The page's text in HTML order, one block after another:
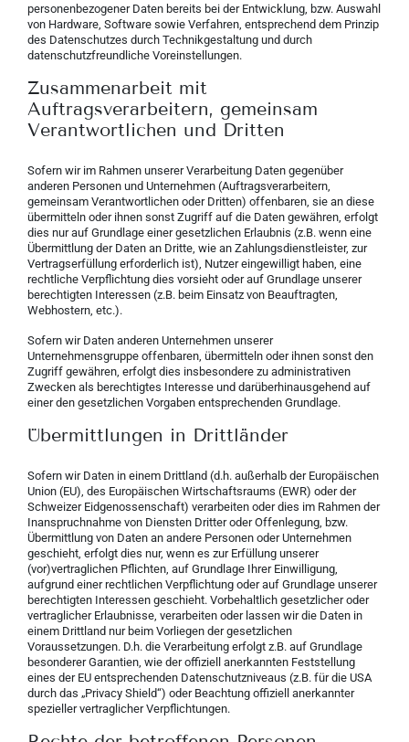
personenbezogener Daten bereits bei der Entwicklung, bzw. Auswahl
von Hardware, Software sowie Verfahren, entsprechend dem Prinzip
des Datenschutzes durch Technikgestaltung und durch
datenschutzfreundliche Voreinstellungen.
Zusammenarbeit mit
Auftragsverarbeitern, gemeinsam
Verantwortlichen und Dritten
Sofern wir im Rahmen unserer Verarbeitung Daten gegenüber
anderen Personen und Unternehmen (Auftragsverarbeitern,
gemeinsam Verantwortlichen oder Dritten) offenbaren, sie an diese
übermitteln oder ihnen sonst Zugriff auf die Daten gewähren, erfolgt
dies nur auf Grundlage einer gesetzlichen Erlaubnis (z.B. wenn eine
Übermittlung der Daten an Dritte, wie an Zahlungsdienstleister, zur
Vertragserfüllung erforderlich ist), Nutzer eingewilligt haben, eine
rechtliche Verpflichtung dies vorsieht oder auf Grundlage unserer
berechtigten Interessen (z.B. beim Einsatz von Beauftragten,
Webhostern, etc.).
Sofern wir Daten anderen Unternehmen unserer
Unternehmensgruppe offenbaren, übermitteln oder ihnen sonst den
Zugriff gewähren, erfolgt dies insbesondere zu administrativen
Zwecken als berechtigtes Interesse und darüberhinausgehend auf
einer den gesetzlichen Vorgaben entsprechenden Grundlage.
Übermittlungen in Drittländer
Sofern wir Daten in einem Drittland (d.h. außerhalb der Europäischen
Union (EU), des Europäischen Wirtschaftsraums (EWR) oder der
Schweizer Eidgenossenschaft) verarbeiten oder dies im Rahmen der
Inanspruchnahme von Diensten Dritter oder Offenlegung, bzw.
Übermittlung von Daten an andere Personen oder Unternehmen
geschieht, erfolgt dies nur, wenn es zur Erfüllung unserer
(vor)vertraglichen Pflichten, auf Grundlage Ihrer Einwilligung,
aufgrund einer rechtlichen Verpflichtung oder auf Grundlage unserer
berechtigten Interessen geschieht. Vorbehaltlich gesetzlicher oder
vertraglicher Erlaubnisse, verarbeiten oder lassen wir die Daten in
einem Drittland nur beim Vorliegen der gesetzlichen
Voraussetzungen. D.h. die Verarbeitung erfolgt z.B. auf Grundlage
besonderer Garantien, wie der offiziell anerkannten Feststellung
eines der EU entsprechenden Datenschutzniveaus (z.B. für die USA
durch das „Privacy Shield“) oder Beachtung offiziell anerkannter
spezieller vertraglicher Verpflichtungen.